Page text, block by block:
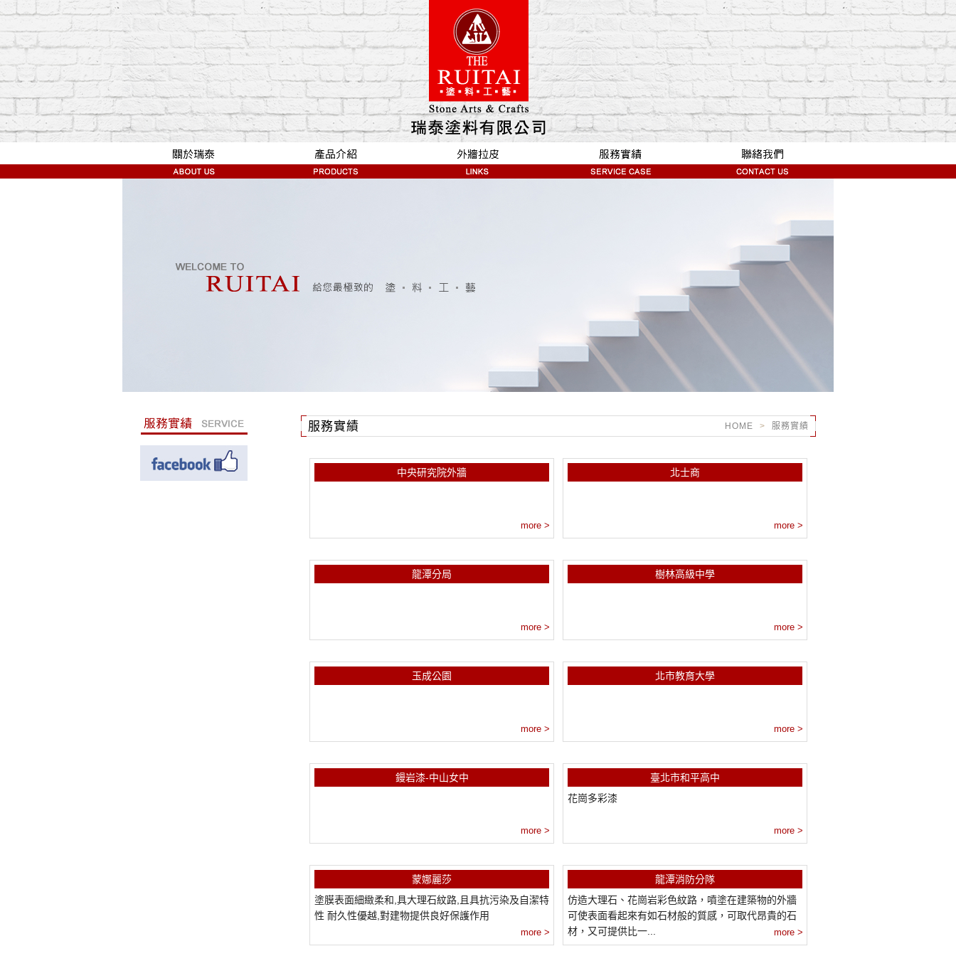
HOME > 服務實績
服務實績
more >
中央研究院外牆
more >
北士商
more >
龍潭分局
more >
樹林高級中學
more >
玉成公園
more >
北市教育大學
more >
鏝岩漆-中山女中
more >
臺北市和平高中
花崗多彩漆
more >
蒙娜麗莎
塗膜表面細緻柔和,具大理石紋路,且具抗污染及自潔特
性 耐久性優越,對建物提供良好保護作用
more >
龍潭消防分隊
仿造大理石、花崗岩彩色紋路，噴塗在建築物的外牆
可使表面看起來有如石材般的質感，可取代昂貴的石
材，又可提供比一...